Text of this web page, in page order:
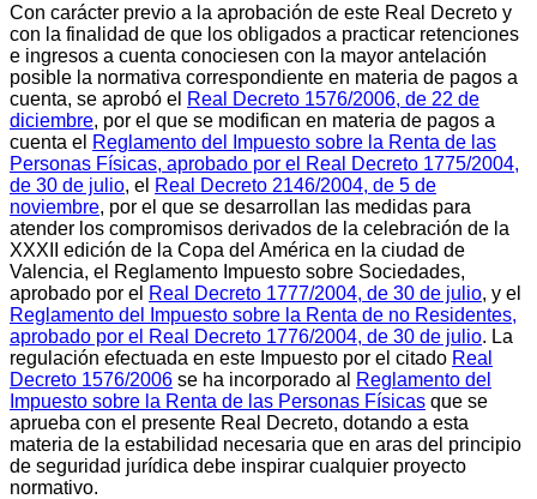
Con carácter previo a la aprobación de este Real Decreto y
con la finalidad de que los obligados a practicar retenciones
e ingresos a cuenta conociesen con la mayor antelación
posible la normativa correspondiente en materia de pagos a
cuenta, se aprobó el Real Decreto 1576/2006, de 22 de
diciembre, por el que se modifican en materia de pagos a
cuenta el Reglamento del Impuesto sobre la Renta de las
Personas Físicas, aprobado por el Real Decreto 1775/2004,
de 30 de julio, el Real Decreto 2146/2004, de 5 de
noviembre, por el que se desarrollan las medidas para
atender los compromisos derivados de la celebración de la
XXXII edición de la Copa del América en la ciudad de
Valencia, el Reglamento Impuesto sobre Sociedades,
aprobado por el Real Decreto 1777/2004, de 30 de julio, y el
Reglamento del Impuesto sobre la Renta de no Residentes,
aprobado por el Real Decreto 1776/2004, de 30 de julio. La
regulación efectuada en este Impuesto por el citado Real
Decreto 1576/2006 se ha incorporado al
Reglamento del
Impuesto sobre la Renta de las Personas Físicas que se
aprueba con el presente Real Decreto, dotando a esta
materia de la estabilidad necesaria que en aras del principio
de seguridad jurídica debe inspirar cualquier proyecto
normativo.